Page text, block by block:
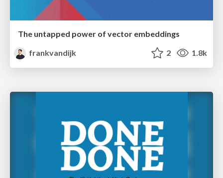
The untapped power of vector embeddings
frankvandijk
2 1.8k